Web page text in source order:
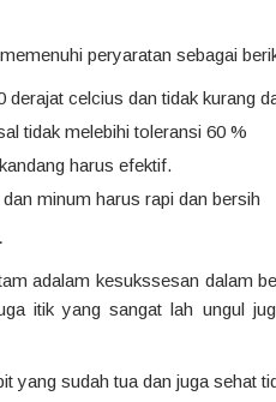
peryaratan sebagai
derajat celcius dan tidak kurang
tidak melebihi toleransi 60 %
harus efektif.
minum harus rapi dan bersih
adalam kesukssesan dalam
itik yang sangat lah ungul
yang sudah tua dan juga sehat